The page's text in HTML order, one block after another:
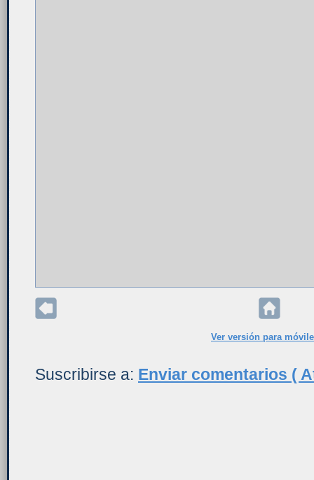
Ver versión para
Suscribirse a: Enviar comentarios (